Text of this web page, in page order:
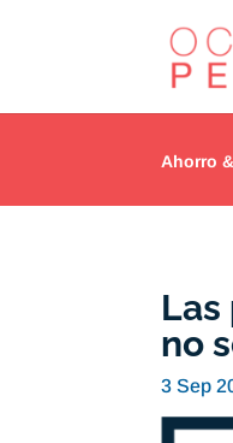
Ahorro
Las
no
3 Sep